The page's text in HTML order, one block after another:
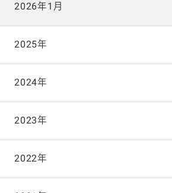
2026年1月
2025年
2025年12月
2025年11月
2025年10月
2024年
2024年12月
2024年11月
2023年
2023年12月
2022年